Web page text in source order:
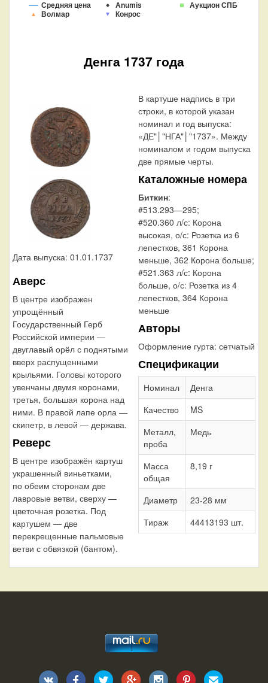
Средняя цена Anumis
Аукцион СПБ
Волмар
Конрос
Денга 1737 года
Дата выпуска: 01.01.1737
Аверс
В центре изображен
упрощённый
Государственный Герб
Российской империи —
двуглавый орёл с поднятыми
вверх распущенными
крыльями. Головы которого
увенчаны двумя коронами,
третья, большая корона над
ними. В правой лапе орла —
скипетр, в левой — держава.
Реверс
В центре изображён картуш
украшенный виньетками,
по обеим сторонам две
лавровые ветви, сверху —
цветочная розетка. Под
картушем — две
перекрещенные пальмовые
ветви с обвязкой (бантом).
В картуше надпись в три
строки, в которой указан
номинал и год выпуска:
«ДЕ"│"НГА"│"1737». Между
номиналом и годом выпуска
две прямые черты.
Каталожные номера
Биткин:
#513.293—295;
#520.360 л/с: Корона
высокая, о/с: Розетка из 6
лепестков, 361 Корона
меньше, 362 Корона больше;
#521.363 л/с: Корона
больше, о/с: Розетка из 4
лепестков, 364 Корона
меньше
Авторы
Оформление гурта: сетчатый
Спецификации
Номинал
Денга
Качество
MS
Металл,
проба
Медь
Масса
общая
8,19 г
Диаметр
23-28 мм
Тираж
44413193 шт.